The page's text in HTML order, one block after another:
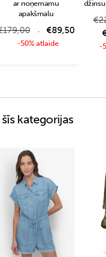
ar noņemamu
apakšmalu
179,00 €89,50
-50% atlaide
€
-
kategorijas